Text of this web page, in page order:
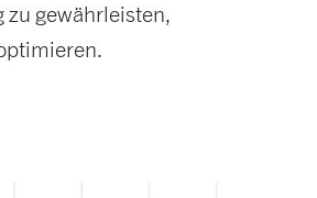
zu gewährleisten,